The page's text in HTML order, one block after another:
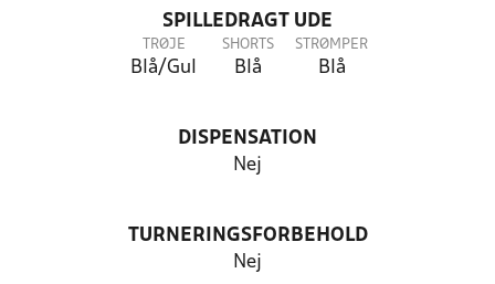
SPILLEDRAGT UDE
TRØJE
Blå/Gul
SHORTS
Blå
STRØMPER
Blå
DISPENSATION
Nej
TURNERINGSFORBEHOLD
Nej